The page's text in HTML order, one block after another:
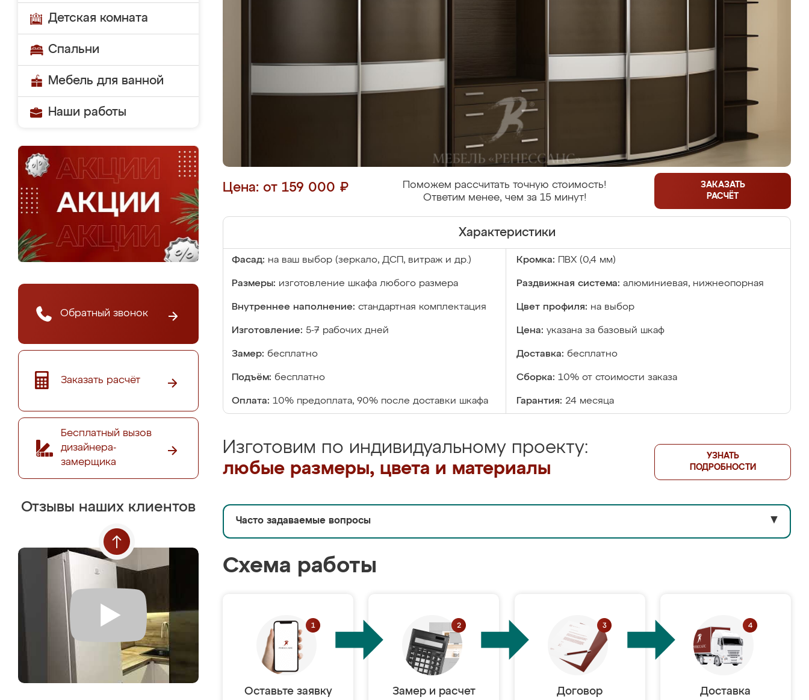
Детская комната
Спальни
Мебель для ванной
Наши работы
Обратный звонок
Заказать расчёт
Бесплатный вызов
дизайнера-
замерщика
Отзывы наших клиентов
Цена: от 159 000 ₽
Поможем рассчитать точную стоимость!
Ответим менее, чем за 15 минут!
ЗАКАЗАТЬ
РАСЧЁТ
Характеристики
Фасад: на ваш выбор (зеркало, ДСП, витраж и др.) Кромка: ПВХ (0,4 мм)
Размеры: изготовление шкафа любого размера Раздвижная система: алюминиевая, нижнеопорная
Внутреннее наполнение: стандартная комплектация Цвет профиля: на выбор
Изготовление: 5-7 рабочих дней Цена: указана за базовый шкаф
Замер: бесплатно Доставка: бесплатно
Подъём: бесплатно Сборка: 10% от стоимости заказа
Оплата: 10% предоплата, 90% после доставки шкафа Гарантия: 24 месяца
Изготовим по индивидуальному проекту:
любые размеры, цвета и материалы
УЗНАТЬ
ПОДРОБНОСТИ
Часто задаваемые вопросы ▼
Схема работы
Оставьте заявку Замер и расчет
Договор
Доставка